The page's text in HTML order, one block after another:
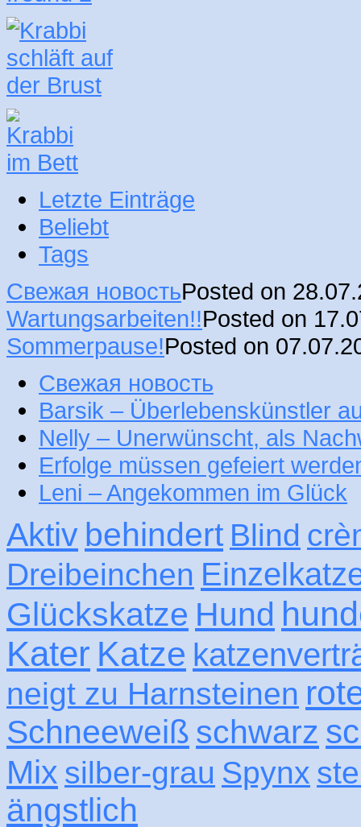
Letzte Einträge
Beliebt
Tags
Свежая новостьPosted on
Wartungsarbeiten!!Posted on
Sommerpause!Posted on
Свежая новость
Barsik – Überlebenskünstler
Nelly – Unerwünscht, als
Erfolge müssen gefeiert
Leni – Angekommen im Glück
Aktiv behindert Blind
Dreibeinchen
Glückskatze Hund
Kater Katze
neigt zu Harnsteinen
Schneeweiß schwarz
Mix silber-grau Spynx
ängstlich